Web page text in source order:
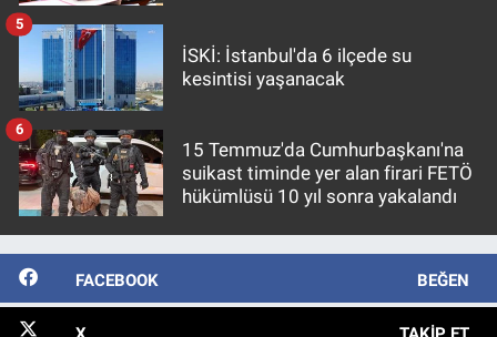
İSKİ: İstanbul'da 6 ilçede su
kesintisi yaşanacak
5
15 Temmuz'da Cumhurbaşkanı'na
suikast timinde yer alan firari FETÖ
hükümlüsü 10 yıl sonra yakalandı
6
FACEBOOK BEĞEN